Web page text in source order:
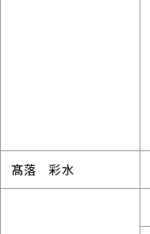
髙落 彩水